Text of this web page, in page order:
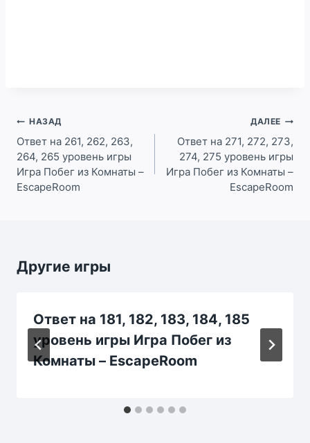
Навигация
по
записям
НАЗАД
Ответ на 261, 262, 263,
264, 265 уровень игры
Игра Побег из Комнаты –
EscapeRoom
ДАЛЕЕ
Ответ на 271, 272, 273,
274, 275 уровень игры
Игра Побег из Комнаты –
EscapeRoom
Другие игры
Ответ на 181, 182, 183, 184, 185
уровень игры Игра Побег из
Комнаты – EscapeRoom